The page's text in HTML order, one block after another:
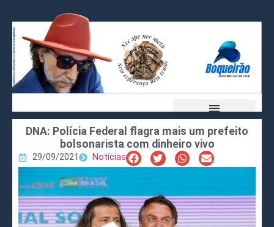
DNA: Polícia Federal flagra mais um prefeito
bolsonarista com dinheiro vivo
29/09/2021 Notícias